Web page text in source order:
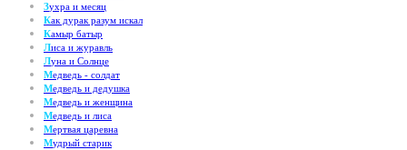
Зухра и месяц
Как дурак разум искал
Камыр батыр
Лиса и журавль
Луна и Солнце
Медведь - солдат
Медведь и дедушка
Медведь и женщина
Медведь и лиса
Мертвая царевна
Мудрый старик